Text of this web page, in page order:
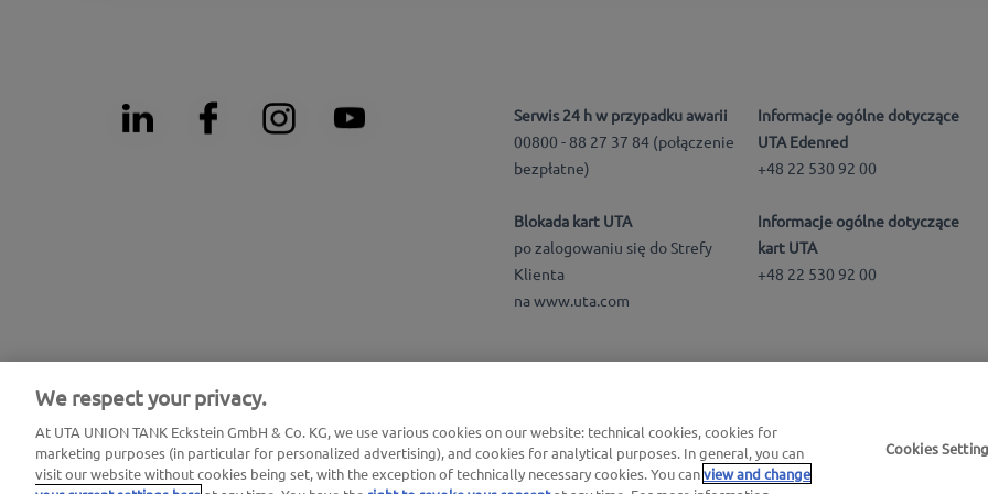
Serwis 24 h w przypadku awarii
00800 - 88 27 37 84 (połączenie
bezpłatne)
Blokada kart UTA
po zalogowaniu się do Strefy
Klienta
na www.uta.com
Informacje ogólne dotyczące
UTA Edenred
+48 22 530 92 00
Informacje ogólne dotyczące
kart UTA
+48 22 530 92 00
Nota prawna |Nota prawna i pliki cookies / Ochrona danych osobowych |Ogólne Warunki Handlowe UTA |Warunki użytkowania
We respect your privacy.
At UTA UNION TANK Eckstein GmbH & Co. KG, we use various cookies on our website: technical cookies, cookies for
marketing purposes (in particular for personalized advertising), and cookies for analytical purposes. In general, you can
visit our website without cookies being set, with the exception of technically necessary cookies. You canview and change
Cookies